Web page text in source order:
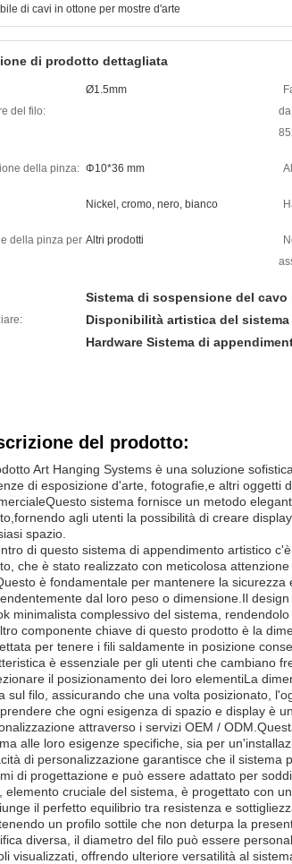
di cavi in ottone per mostre d'arte
di prodotto dettagliata
del filo:
Ø1.5mm
della pinza: Φ10*36 mm
Nickel, cromo, nero, bianco
della pinza per Altri prodotti
Sistema di sospensione del
Disponibilità artistica del
Hardware Sistema di
del prodotto:
Art Hanging Systems è una soluzione
di esposizione d'arte, fotografie,e altri oggetti
sistema fornisce un metodo
agli utenti la possibilità di creare
spazio.
di questo sistema di appendimento artistico
che è stato realizzato con meticolosa
è fondamentale per mantenere la sicurezza
dal loro peso o dimensione.Il
minimalista complessivo del sistema,
componente chiave di questo prodotto è la
per tenere i fili saldamente in posizione
è essenziale per gli utenti che cambiano
il posizionamento dei loro elementiLa
sul filo, assicurando che una volta posizionato,
che ogni esigenza di spazio e display è
attraverso i servizi OEM /
alle loro esigenze specifiche, sia per
di personalizzazione garantisce che il sistema
di progettazione e può essere adattato per
elemento cruciale del sistema, è progettato con
il perfetto equilibrio tra resistenza e
un profilo sottile che non deturpa la
diversa, il diametro del filo può essere
visualizzati, offrendo ulteriore versatilità al